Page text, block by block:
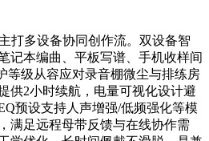
打多设备协同创作流。双设备智
记本编曲、平板写谱、手机收样间
等级从容应对录音棚微尘与排练房
供2小时续航，电量可视化设计避
预设支持人声增强/低频强化等模
满足远程母带反馈与在线协作需